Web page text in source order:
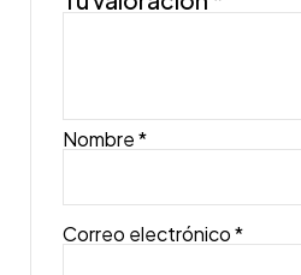
Nombre*
Correo electrónico*